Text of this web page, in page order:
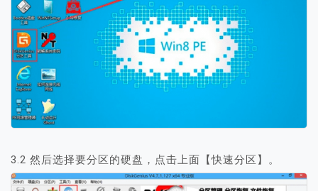
3.2 然后选择要分区的硬盘，点击上面【快速分区】。